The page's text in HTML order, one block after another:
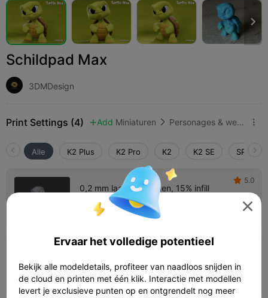

Schildpad Max
3DMDesign
Print Settings (4)  Add Miniaturen  Personages & wezens 
Alle K2 Plus K2 Pro K2 K2 SE SPARKX
0,2 mm laag, 2 wanden, 15% infill
 59m 19s  1 plates
 5.0
 01h 07m  1 plates  27.42g

Ervaar het volledige potentieel
Bekijk alle modeldetails, profiteer van naadloos snijden in
de cloud en printen met één klik. Interactie met modellen
levert je exclusieve punten op en ontgrendelt nog meer